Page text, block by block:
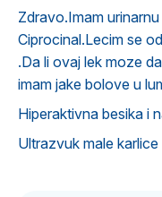
Zdravo.Imam
Ciprocinal.Lecim se
.Da li ovaj lek moze
imam jake bolove u
Hiperaktivna besika i
Ultrazvuk male karlice